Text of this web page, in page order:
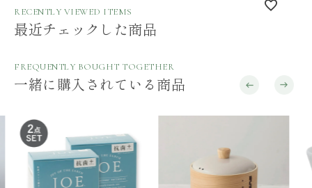
RECENTLY VIEWED ITEMS
最近チェックした商品
FREQUENTLY BOUGHT TOGETHER
一緒に購入されている商品